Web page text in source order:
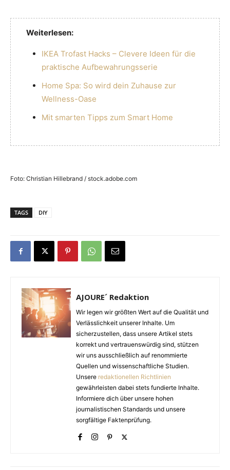
Weiterlesen:
IKEA Trofast Hacks – Clevere Ideen für die
praktische Aufbewahrungsserie
Home Spa: So wird dein Zuhause zur
Wellness-Oase
Mit smarten Tipps zum Smart Home
Foto: Christian Hillebrand / stock.adobe.com
TAGS DIY
AJOURE´ Redaktion
Wir legen wir größten Wert auf die Qualität und
Verlässlichkeit unserer Inhalte. Um
sicherzustellen, dass unsere Artikel stets
korrekt und vertrauenswürdig sind, stützen
wir uns ausschließlich auf renommierte
Quellen und wissenschaftliche Studien.
Unsere redaktionellen Richtlinien
gewährleisten dabei stets fundierte Inhalte.
Informiere dich über unsere hohen
journalistischen Standards und unsere
sorgfältige Faktenprüfung.